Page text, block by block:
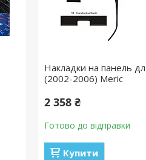
Накладки на панель
(2002-2006) Meric
2 358 ₴
Готово до відправки
Купити